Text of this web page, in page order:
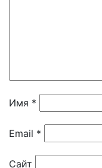
Имя *
Email *
Сайт